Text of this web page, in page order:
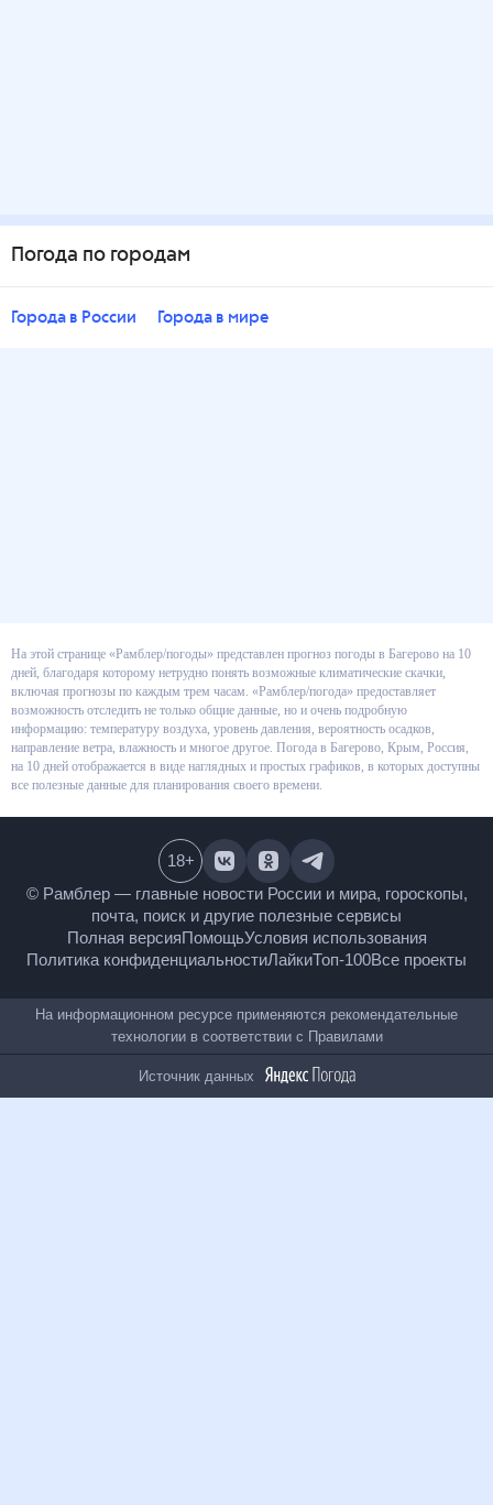
Погода по городам
Города в России Города в мире
На этой странице «Рамблер/погоды» представлен прогноз погоды в
Багерово на 10 дней, благодаря которому нетрудно понять возможные
климатические скачки, включая прогнозы по каждым трем часам.
«Рамблер/погода» предоставляет возможность отследить не только
общие данные, но и очень подробную информацию: температуру воздуха,
уровень давления, вероятность осадков, направление ветра, влажность и
многое другое. Погода в Багерово, Крым, Россия, на 10 дней
отображается в виде наглядных и простых графиков, в которых доступны
© Рамблер — главные новости России и мира,
гороскопы, почта, поиск и другие полезные сервисы
Полная версияПомощьУсловия использования
Все проекты
18+
На информационном ресурсе применяются
рекомендательные технологии в соответствии с